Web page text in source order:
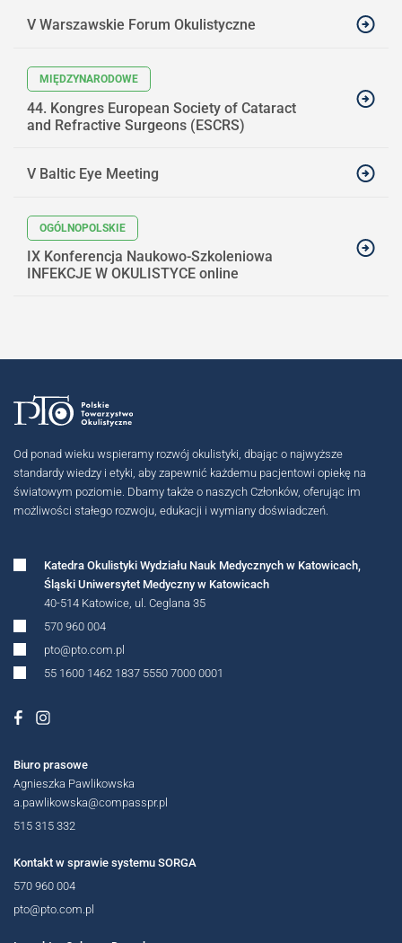
V Warszawskie Forum Okulistyczne
MIĘDZYNARODOWE
44. Kongres European Society of Cataract
and Refractive Surgeons (ESCRS)
V Baltic Eye Meeting
OGÓLNOPOLSKIE
IX Konferencja Naukowo-Szkoleniowa
INFEKCJE W OKULISTYCE online
Od ponad wieku wspieramy rozwój okulistyki, dbając o najwyższe
standardy wiedzy i etyki, aby zapewnić każdemu pacjentowi opiekę na
światowym poziomie. Dbamy także o naszych Członków, oferując im
możliwości stałego rozwoju, edukacji i wymiany doświadczeń.
Katedra Okulistyki Wydziału Nauk Medycznych w Katowicach,
Śląski Uniwersytet Medyczny w Katowicach
40-514 Katowice, ul. Ceglana 35
570 960 004
pto@pto.com.pl
55 1600 1462 1837 5550 7000 0001
Biuro prasowe
Agnieszka Pawlikowska
a.pawlikowska@compasspr.pl
515 315 332
Kontakt w sprawie systemu SORGA
570 960 004
pto@pto.com.pl